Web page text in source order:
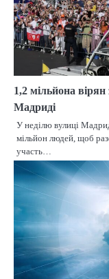
1,2 мільйона
Мадриді
У неділю вулиці
мільйон людей, щоб
участь…